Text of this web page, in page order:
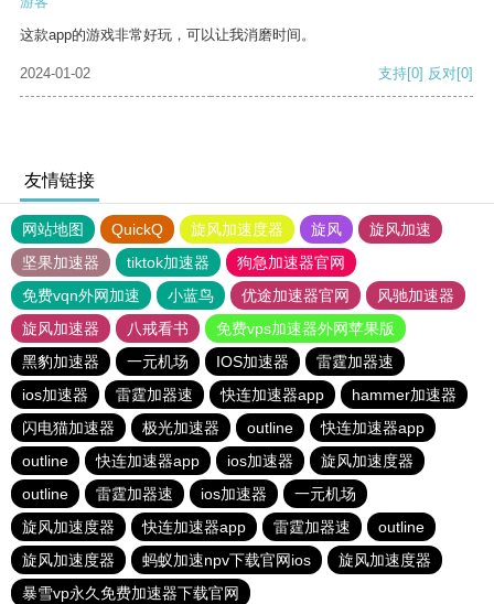
这款app的游戏非常好玩，可以让我消磨时间。
2024-01-02 支持[0] 反对[0]
友情链接
网站地图 QuickQ 旋风加速度器 旋风
旋风加速
坚果加速器
tiktok加速器
狗急加速器官网
免费vqn外网加速
小蓝鸟 优途加速器官网
风驰加速器
旋风加速器
八戒看书
免费vps加速器外网苹果版
黑豹加速器
一元机场 IOS加速器
雷霆加器速
ios加速器
雷霆加器速 快连加速器app
hammer加速器
闪电猫加速器
极光加速器 outline
快连加速器app
outline
快连加速器app ios加速器
旋风加速度器
outline
雷霆加器速 ios加速器
一元机场
旋风加速度器
快连加速器app 雷霆加器速
outline
旋风加速度器
蚂蚁加速npv下载官网ios
旋风加速度器
暴雪vp永久免费加速器下载官网